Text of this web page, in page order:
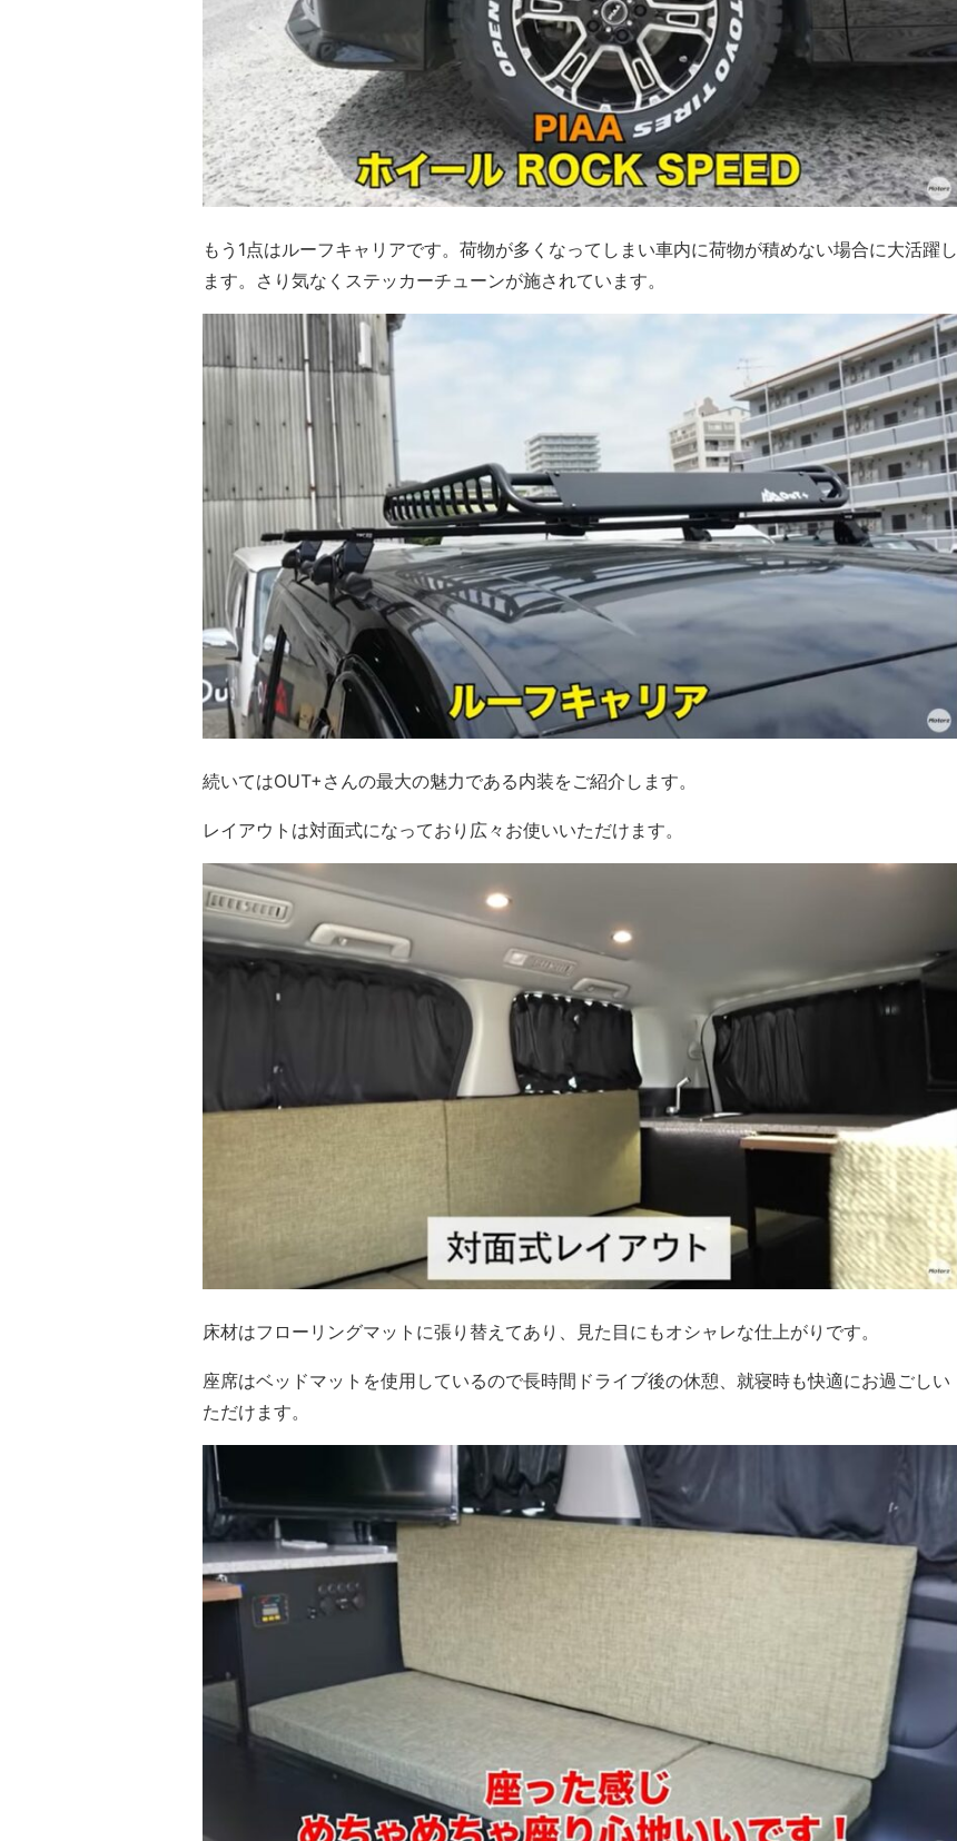
もう1点はルーフキャリアです。荷物が多くなってしまい車内に荷物が積めない場合に大活躍し
ます。さり気なくステッカーチューンが施されています。
続いてはOUT+さんの最大の魅力である内装をご紹介します。
レイアウトは対面式になっており広々お使いいただけます。
床材はフローリングマットに張り替えてあり、見た目にもオシャレな仕上がりです。
座席はベッドマットを使用しているので長時間ドライブ後の休憩、就寝時も快適にお過ごしい
ただけます。